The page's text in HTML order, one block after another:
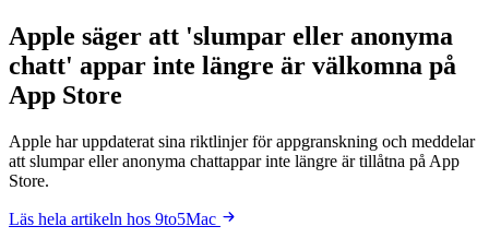
Apple säger att 'slumpar eller anonyma
chatt' appar inte längre är välkomna på
App Store
Apple har uppdaterat sina riktlinjer för appgranskning och meddelar
att slumpar eller anonyma chattappar inte längre är tillåtna på App
Store.
Läs hela artikeln hos 9to5Mac